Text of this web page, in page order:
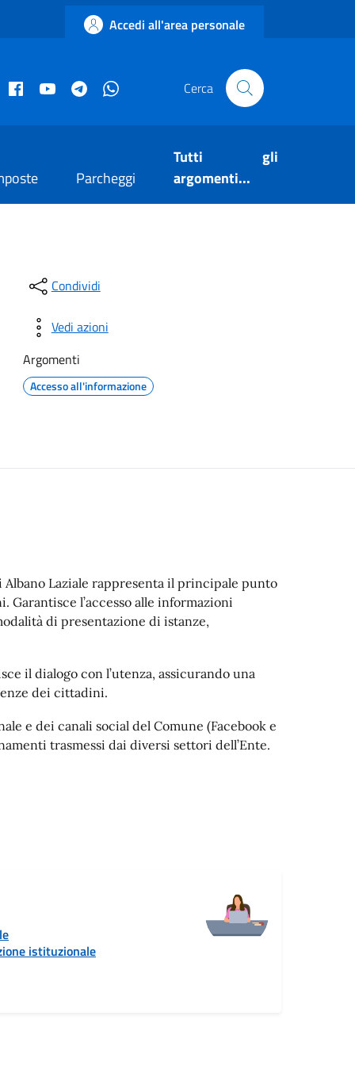
Accedi all'area personale
istituzionale
Facebook museo civico
YouTube Telegram Cerca
Parcheggi
Tutti gli
argomenti...
Condividi
Vedi azioni
Argomenti
Accesso all'informazione
Albano Laziale rappresenta il principale punto
l’accesso alle informazioni
di presentazione di istanze,
il dialogo con l’utenza, assicurando una
dei cittadini.
e dei canali social del Comune (Facebook e
trasmessi dai diversi settori dell’Ente.
istituzionale